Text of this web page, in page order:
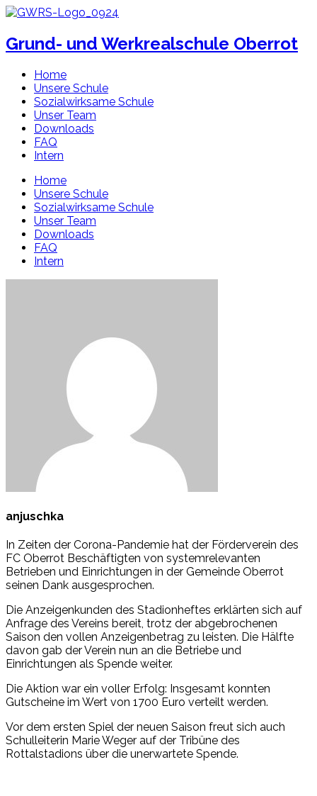
Zum
springen
Grund- und Werkrealschule Oberrot
Home
Unsere Schule
Sozialwirksame Schule
Unser Team
Downloads
FAQ
Intern
Home
Unsere Schule
Sozialwirksame Schule
Unser Team
Downloads
FAQ
Intern
anjuschka
In Zeiten der Corona-Pandemie hat der Förderverein des
FC Oberrot Beschäftigten von systemrelevanten
Betrieben und Einrichtungen in der Gemeinde Oberrot
seinen Dank ausgesprochen.
Die Anzeigenkunden des Stadionheftes erklärten sich auf
Anfrage des Vereins bereit, trotz der abgebrochenen
Saison den vollen Anzeigenbetrag zu leisten. Die Hälfte
davon gab der Verein nun an die Betriebe und
Einrichtungen als Spende weiter.
Die Aktion war ein voller Erfolg: Insgesamt konnten
Gutscheine im Wert von 1700 Euro verteilt werden.
Vor dem ersten Spiel der neuen Saison freut sich auch
Schulleiterin Marie Weger auf der Tribüne des
Rottalstadions über die unerwartete Spende.